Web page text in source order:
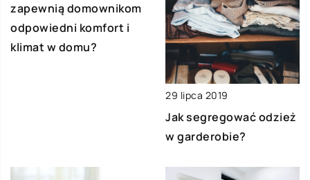
zapewnią domownikom
odpowiedni komfort i
klimat w domu?
29 lipca 2019
Jak segregować odzież
w garderobie?